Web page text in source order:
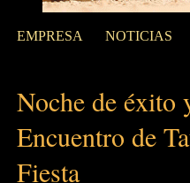
EMPRESA NOTICIAS
Noche de éxito
Encuentro de
Fiesta